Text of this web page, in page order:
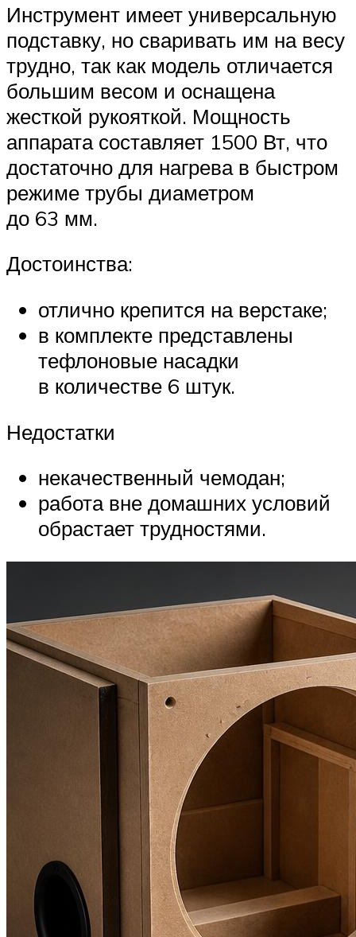
Инструмент имеет универсальную
подставку, но сваривать им на весу
трудно, так как модель отличается
большим весом и оснащена
жесткой рукояткой. Мощность
аппарата составляет 1500 Вт, что
достаточно для нагрева в быстром
режиме трубы диаметром
до 63 мм.
Достоинства:
отлично крепится на верстаке;
в комплекте представлены
тефлоновые насадки
в количестве 6 штук.
Недостатки
некачественный чемодан;
работа вне домашних условий
обрастает трудностями.